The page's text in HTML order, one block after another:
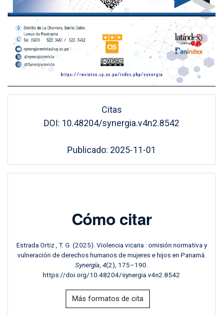
Citas
DOI: 10.48204/synergia.v4n2.8542
Publicado: 2025-11-01
Cómo citar
Estrada Ortiz , T. G. (2025). Violencia vicaria : omisión normativa y
vulneración de derechos humanos de mujeres e hijos en Panamá.
Synergía 4(2), 175–190.
https://doi.org/10.48204/synergia.v4n2.8542
Más formatos de cita